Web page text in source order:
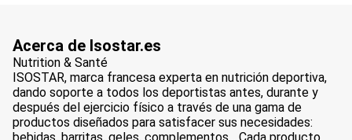
Acerca de Isostar.es
Nutrition & Santé
ISOSTAR, marca francesa experta en nutrición deportiva,
dando soporte a todos los deportistas antes, durante y
después del ejercicio físico a través de una gama de
productos diseñados para satisfacer sus necesidades:
bebidas, barritas, geles, complementos... Cada producto